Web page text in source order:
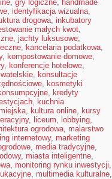
, gry logiczne, handmade
, identyfikacja wizualna,
drogowa, inkubatory
małych kwot,
, jachty luksusowe,
, kancelaria podatkowa,
, kompostowanie domowe,
, konferencje hotelowe,
, konsultacje
, kosmetyki
, kredyty
, kuchnia
, kultura online, kursy
, liceum, lobbying,
ogrodowa, malarstwo
internetowy, marketing
, media tradycyjne,
, miasta inteligentne,
, monitoring rynku inwestycji,
, multimedia kulturalne,